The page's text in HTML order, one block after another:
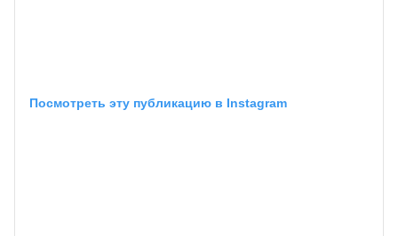
Посмотреть эту публикацию в Instagram